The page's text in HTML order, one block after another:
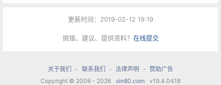
歧，最终的结果是马里奥被米高梅解雇。
马里奥的个性是出了名的“桀骜不驯、不屈不挠与雄
饮暴食以及酗酒，深深影响到他的身体健康，更影
更新时间：2019-02-12 19:19
挑错、建议、提供资料？ 在线提交
关于我们 - 联系我们 - 法律声明 - 赞助广告
Copyright © 2006 - 2026
sin80.com
v19.4.0418